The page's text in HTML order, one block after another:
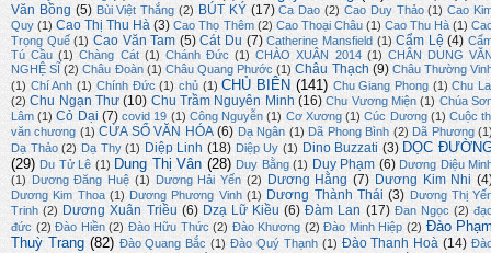
Văn Bồng (5) Bùi Việt Thắng (2) BÚT KÝ (17) Ca Dao (2) Cao Duy Thảo (1) Cao
Quy (1) Cao Thị Thu Hà (3) Cao Thọ Thêm (2) Cao Thoại Châu (1) Cao Thu Hà (1)
Trọng Quế (1) Cao Văn Tam (5) Cát Du (7) Catherine Mansfield (1) Cẩm Lệ (4)
Tú Cầu (1) Chàng Cát (1) Chánh Đức (1) CHÀO XUÂN 2014 (1) CHÂN DUNG
NGHỆ SĨ (2) Châu Đoàn (1) Châu Quang Phước (1) Châu Thạch (9) Châu Thường
(1) Chí Anh (1) Chính Đức (1) chủ (1) CHỦ BIÊN (141) Chu Giang Phong (1) Chu
(2) Chu Ngạn Thư (10) Chu Trầm Nguyên Minh (16) Chu Vương Miện (1) Chúa
Lâm (1) Cỏ Dại (7) covid 19 (1) Công Nguyễn (1) Cơ Xương (1) Cúc Dương (1) Cuộc
văn chương (1) CỬA SỔ VĂN HÓA (6) Dạ Ngân (1) Dã Phong Bình (2) Dã Phương
Dạ Thảo (2) Dạ Thy (1) Diệp Linh (18) Diệp Uy (1) Dino Buzzati (3) DỌC
(29) Du Tử Lê (1) Dung Thị Vân (28) Duy Bằng (1) Duy Phạm (6) Dương Diệu
(1)
Dương Đăng Huệ (1) Dương Hải Yến (2) Dương Hằng (7) Dương Kim Nhi
Dương Kim Thoa (1) Dương Phương Vinh (1) Dương Thành Thái (3) Dương Thị
Trinh (2) Dương Xuân Triều (6) Dzạ Lữ Kiều (6) Đàm Lan (17) Đan Ngọc (2)
đức (2) Đào Hiền (2) Đào Hữu Thức (2) Đào Khương (2) Đào Minh Hiệp (2) Đào
Thuỳ Trang (82) Đào Quang Bắc (1) Đào Quý Thạnh (1) Đào Thanh Hoà (14)